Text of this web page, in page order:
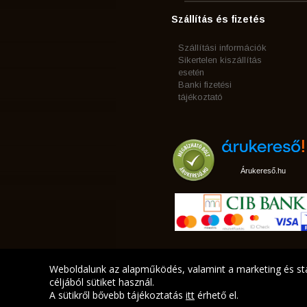
Szállítás és fizetés
Szállítási információk
Sikertelen kiszállítás
esetén
Banki fizetési
tájékoztató
Árukereső.hu
Weboldalunk az alapműködés, valamint a marketing és
céljából sütiket használ.
A sütikről bővebb tájékoztatás itt érhető el.